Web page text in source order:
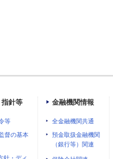
針等
等
督の基本
金融機関情報
全金融機関共通
預金取扱金融機関
（銀行等）関連